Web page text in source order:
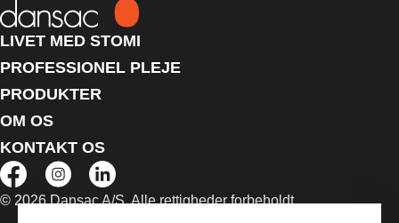
LIVET MED STOMI
PROFESSIONEL PLEJE
PRODUKTER
OM OS
KONTAKT OS
© 2026 Dansac A/S. Alle rettigheder forbeholdt.